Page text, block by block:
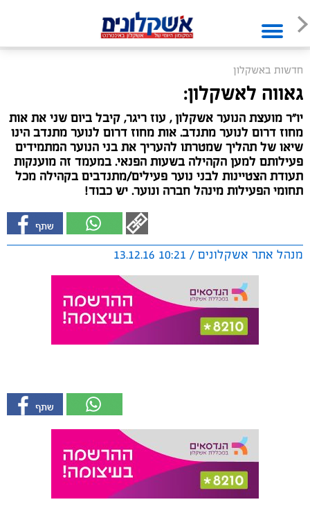
חדשות באשקלון
גאווה לאשקלון:
יו"ר מועצת הנוער אשקלון , עוז ריגר, קיבל ביום שני את אות
מחוז דרום לנוער מתנדב. אות מחוז דרום לנוער מתנדב הינו
שיאו של תהליך שמטרתו להעריך את בני הנוער המתמידים
פעילותם למען הקהילה בשעות הפנאי. במעמד זה מוענקות
תעודת הצטיינות לבני נוער פעילים/מתנדבים בקהילה מכל
תחומי הפעילות מינהל חברה ונוער. יש כבוד!
מנהל אתר אשקלונים / 10:21 13.12.16